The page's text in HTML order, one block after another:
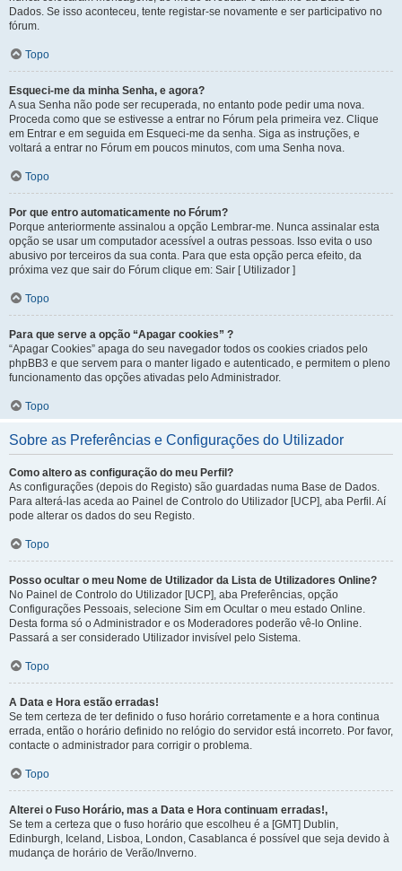
Dados. Se isso aconteceu, tente registar-se novamente e ser participativo no
fórum.
Topo
Esqueci-me da minha Senha, e agora?
A sua Senha não pode ser recuperada, no entanto pode pedir uma nova.
Proceda como que se estivesse a entrar no Fórum pela primeira vez. Clique
em Entrar e em seguida em Esqueci-me da senha. Siga as instruções, e
voltará a entrar no Fórum em poucos minutos, com uma Senha nova.
Topo
Por que entro automaticamente no Fórum?
Porque anteriormente assinalou a opção Lembrar-me. Nunca assinalar esta
opção se usar um computador acessível a outras pessoas. Isso evita o uso
abusivo por terceiros da sua conta. Para que esta opção perca efeito, da
próxima vez que sair do Fórum clique em: Sair [ Utilizador ]
Topo
Para que serve a opção “Apagar cookies” ?
“Apagar Cookies” apaga do seu navegador todos os cookies criados pelo
phpBB3 e que servem para o manter ligado e autenticado, e permitem o pleno
funcionamento das opções ativadas pelo Administrador.
Topo
Sobre as Preferências e Configurações do Utilizador
Como altero as configuração do meu Perfil?
As configurações (depois do Registo) são guardadas numa Base de Dados.
Para alterá-las aceda ao Painel de Controlo do Utilizador [UCP], aba Perfil. Aí
pode alterar os dados do seu Registo.
Topo
Posso ocultar o meu Nome de Utilizador da Lista de Utilizadores Online?
No Painel de Controlo do Utilizador [UCP], aba Preferências, opção
Configurações Pessoais, selecione Sim em Ocultar o meu estado Online.
Desta forma só o Administrador e os Moderadores poderão vê-lo Online.
Passará a ser considerado Utilizador invisível pelo Sistema.
Topo
A Data e Hora estão erradas!
Se tem certeza de ter definido o fuso horário corretamente e a hora continua
errada, então o horário definido no relógio do servidor está incorreto. Por favor,
contacte o administrador para corrigir o problema.
Topo
Alterei o Fuso Horário, mas a Data e Hora continuam erradas!,
Se tem a certeza que o fuso horário que escolheu é a [GMT] Dublin,
Edinburgh, Iceland, Lisboa, London, Casablanca é possível que seja devido à
mudança de horário de Verão/Inverno.